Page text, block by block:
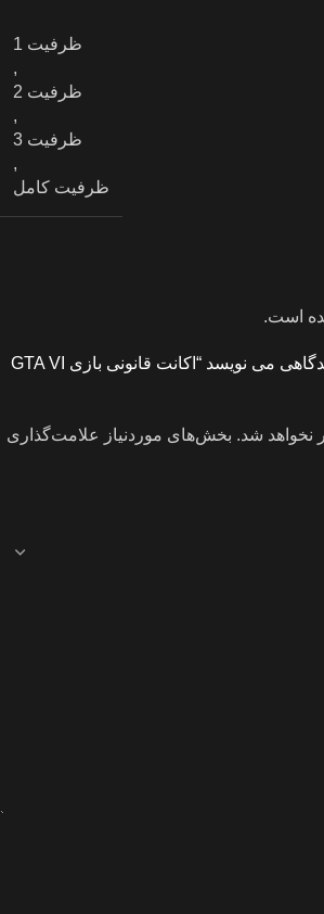
ظرفیت 1
,
ظرفیت 2
,
ظرفیت 3
,
ظرفیت کامل
است.
اولین کسی باشید که دیدگاهی می نویسد “اکانت قانونی بازی GTA VI
نخواهد شد. بخش‌های موردنیاز علامت‌گذاری